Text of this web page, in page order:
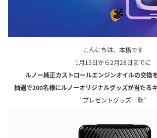
こんにちは、本橋です
1月15日から2月28日までに
ルノー純正カストロールエンジンオイルの交換
抽選で200名様にルノーオリジナルグッズが当たる
’’プレゼントグッズ一覧’’